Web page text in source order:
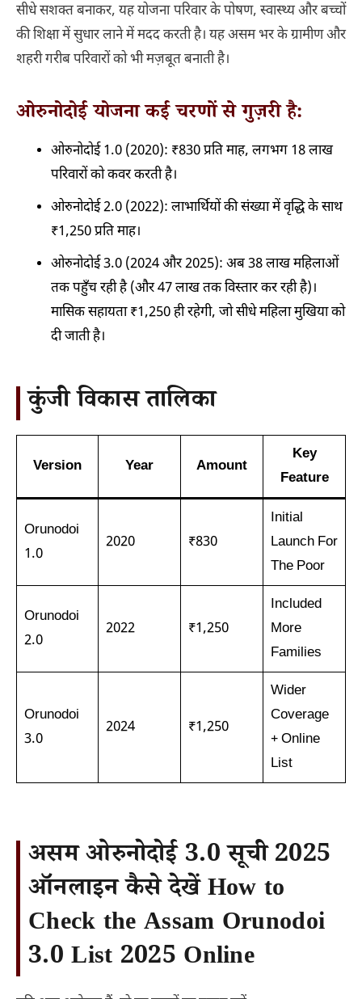
सीधे सशक्त बनाकर, यह योजना परिवार के पोषण, स्वास्थ्य और बच्चों
की शिक्षा में सुधार लाने में मदद करती है। यह असम भर के ग्रामीण और
शहरी गरीब परिवारों को भी मज़बूत बनाती है।
ओरुनोदोई योजना कई चरणों से गुज़री है:
ओरुनोदोई 1.0 (2020): ₹830 प्रति माह, लगभग 18 लाख
परिवारों को कवर करती है।
ओरुनोदोई 2.0 (2022): लाभार्थियों की संख्या में वृद्धि के साथ
₹1,250 प्रति माह।
ओरुनोदोई 3.0 (2024 और 2025): अब 38 लाख महिलाओं
तक पहुँच रही है (और 47 लाख तक विस्तार कर रही है)।
मासिक सहायता ₹1,250 ही रहेगी, जो सीधे महिला मुखिया को
दी जाती है।
कुंजी विकास तालिका
Version Year Amount
Key
Feature
Orunodoi
1.0
2020 ₹830
Initial
Launch For
The Poor
Orunodoi
2.0
2022 ₹1,250
Included
More
Families
Orunodoi
3.0
2024 ₹1,250
Wider
Coverage
+ Online
List
असम ओरुनोदोई 3.0 सूची 2025
ऑनलाइन कैसे देखें How to
Check the Assam Orunodoi
3.0 List 2025 Online